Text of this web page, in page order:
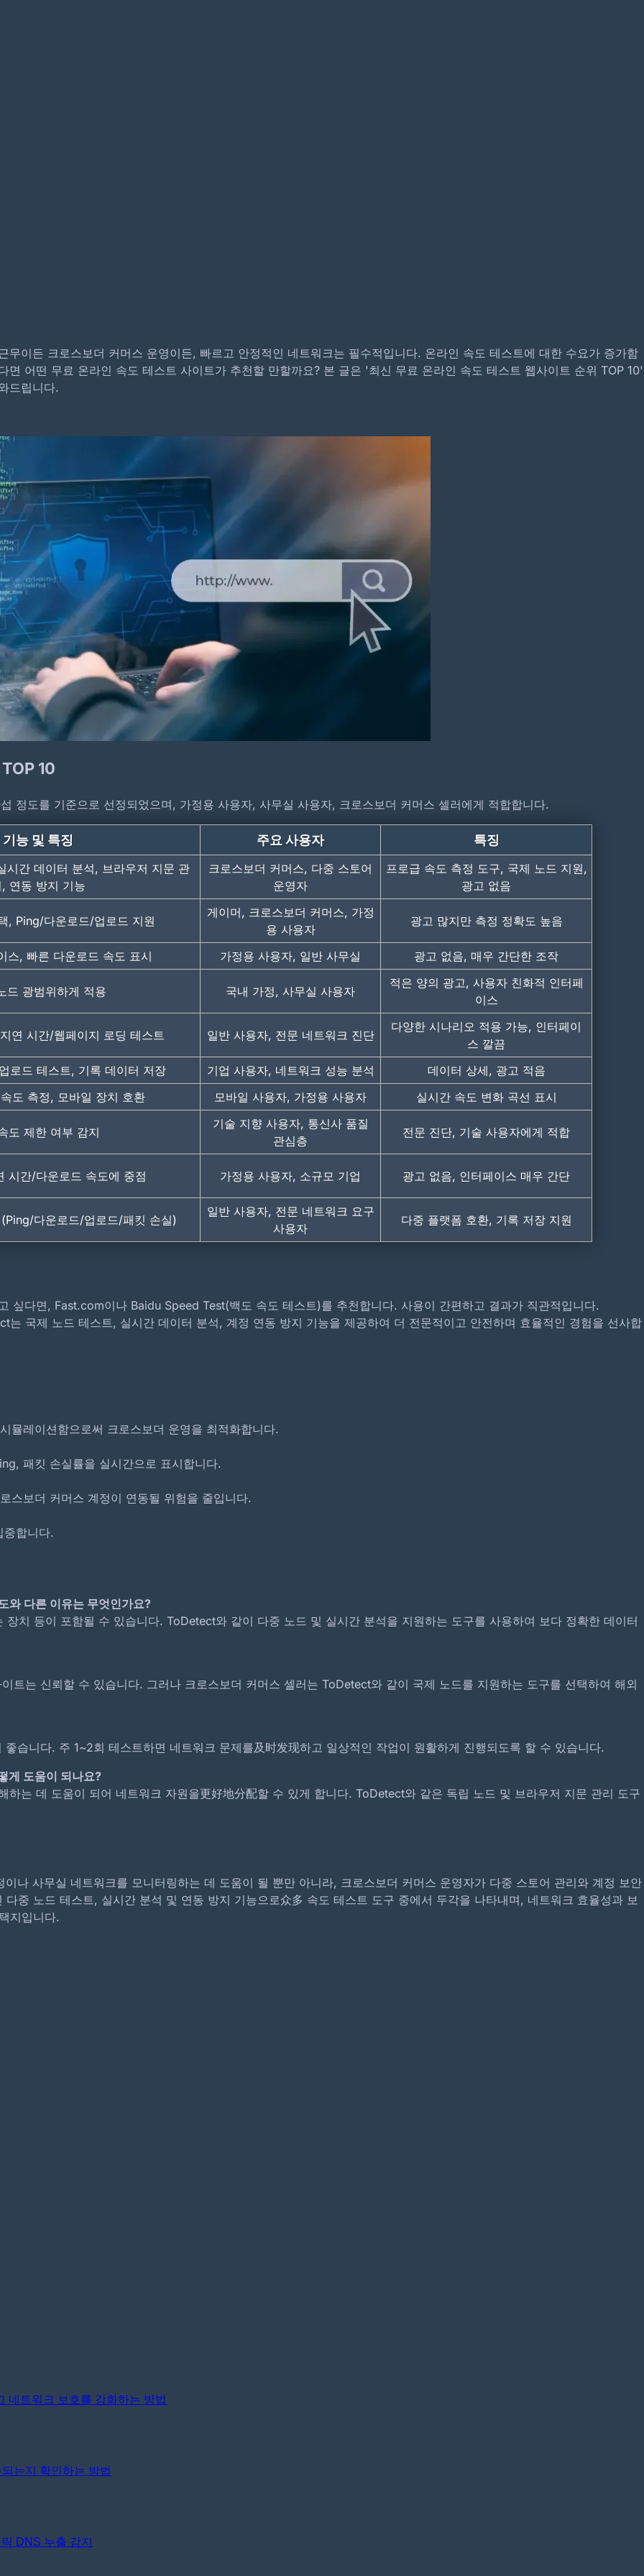
무료 온라인 속도 테스트 TOP 10 웹사이트 (최신 순위)
본 글은 정확도, 국제 노드 지원 여부, 사용 편의성을 기준으로 최신 무료 온라인 속도 테스트
추천 기사
이든 크로스보더 커머스 운영이든, 빠르고 안정적인 네트워크는 필수적입니다. 온라인 속도 테스트에 대한 수요가 증가함
어떤 무료 온라인 속도 테스트 사이트가 추천할 만할까요? 본 글은 '최신 무료 온라인 속도 테스트 웹사이트 순위 TOP 10'
드립니다.
10
정도를 기준으로 선정되었으며, 가정용 사용자, 사무실 사용자, 크로스보더 커머스 셀러에게 적합합니다.
기능 및 특징 주요 사용자 특징
시간 데이터 분석, 브라우저 지문 관
연동 방지 기능
크로스보더 커머스, 다중 스토어
운영자
프로급 속도 측정 도구, 국제 노드 지원,
광고 없음
, Ping/다운로드/업로드 지원
게이머, 크로스보더 커머스, 가정
용 사용자
광고 많지만 측정 정확도 높음
스, 빠른 다운로드 속도 표시 가정용 사용자, 일반 사무실 광고 없음, 매우 간단한 조작
드 광범위하게 적용 국내 가정, 사무실 사용자
적은 양의 광고, 사용자 친화적 인터페
이스
연 시간/웹페이지 로딩 테스트 일반 사용자, 전문 네트워크 진단
다양한 시나리오 적용 가능, 인터페이
스 깔끔
로드 테스트, 기록 데이터 저장
기업 사용자, 네트워크 성능 분석
데이터 상세, 광고 적음
도 측정, 모바일 장치 호환
모바일 사용자, 가정용 사용자 실시간 속도 변화 곡선 표시
도 제한 여부 감지
기술 지향 사용자, 통신사 품질
관심층
전문 진단, 기술 사용자에게 적합
시간/다운로드 속도에 중점 가정용 사용자, 소규모 기업 광고 없음, 인터페이스 매우 간단
다운로드/업로드/패킷 손실)
일반 사용자, 전문 네트워크 요구
사용자
다중 플랫폼 호환, 기록 저장 지원
싶다면, Fast.com이나 Baidu Speed Test(백도 속도 테스트)를 추천합니다. 사용이 간편하고 결과가 직관적입니다.
는 국제 노드 테스트, 실시간 데이터 분석, 계정 연동 방지 기능을 제공하여 더 전문적이고 안전하며 효율적인 경험을 선사합
뮬레이션함으로써 크로스보더 운영을 최적화합니다.
패킷 손실률을 실시간으로 표시합니다.
스보더 커머스 계정이 연동될 위험을 줄입니다.
중합니다.
와 다른 이유는 무엇인가요?
치 등이 포함될 수 있습니다. ToDetect와 같이 다중 노드 및 실시간 분석을 지원하는 도구를 사용하여 보다 정확한 데이터
트는 신뢰할 수 있습니다. 그러나 크로스보더 커머스 셀러는 ToDetect와 같이 국제 노드를 지원하는 도구를 선택하여 해외
습니다. 주 1~2회 테스트하면 네트워크 문제를及时发现하고 일상적인 작업이 원활하게 진행되도록 할 수 있습니다.
게 도움이 되나요?
는 데 도움이 되어 네트워크 자원을更好地分配할 수 있게 합니다. ToDetect와 같은 독립 노드 및 브라우저 지문 관리 도구
나 사무실 네트워크를 모니터링하는 데 도움이 될 뿐만 아니라, 크로스보더 커머스 운영자가 다중 스토어 관리와 계정 보안
중 노드 테스트, 실시간 분석 및 연동 방지 기능으로众多 속도 테스트 도구 중에서 두각을 나타내며, 네트워크 효율성과 보
지입니다.
네트워크 보호를 강화하는 방법
는지 확인하는 방법
DNS 누출 감지